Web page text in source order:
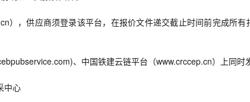
），供应商须登录该平台，在报价文件递交截止时间前完成所有
、中国铁建云链平台（www.crccep.cn）上同时
中心